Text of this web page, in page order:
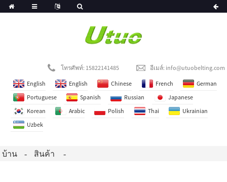
โทรศัพท์: 15822141485 อีเมล์: info@utuobelting.com
English English Chinese French
German
Portuguese
Spanish Russian
Japanese
Korean
Arabic Polish Thai
Ukrainian
Uzbek
บ้าน สินค้า